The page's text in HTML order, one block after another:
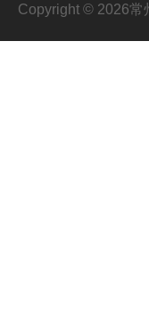
Copyright © 2026